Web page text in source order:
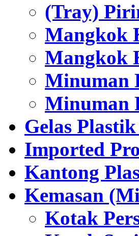
(Tray)
Mangkok
Mangkok
Minuman
Minuman
Gelas
Imported
Kantong
Kemasan
Kotak